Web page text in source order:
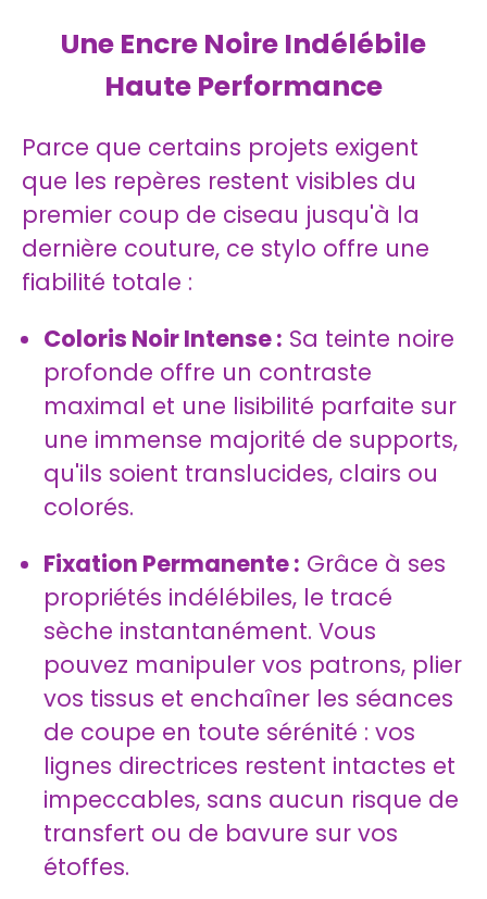
Une Encre Noire Indélébile
Haute Performance
Parce que certains projets exigent
que les repères restent visibles du
premier coup de ciseau jusqu'à la
dernière couture, ce stylo offre une
fiabilité totale :
Coloris Noir Intense : Sa teinte noire
profonde offre un contraste
maximal et une lisibilité parfaite sur
une immense majorité de supports,
qu'ils soient translucides, clairs ou
colorés.
Fixation Permanente : Grâce à ses
propriétés indélébiles, le tracé
sèche instantanément. Vous
pouvez manipuler vos patrons, plier
vos tissus et enchaîner les séances
de coupe en toute sérénité : vos
lignes directrices restent intactes et
impeccables, sans aucun risque de
transfert ou de bavure sur vos
étoffes.